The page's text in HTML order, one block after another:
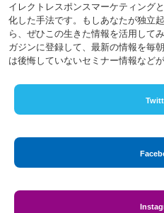
イレクトレスポンスマーケティング
化した手法です。もしあなたが独立
ら、ぜひこの生きた情報を活用して
ガジンに登録して、最新の情報を毎
は後悔していないセミナー情報など